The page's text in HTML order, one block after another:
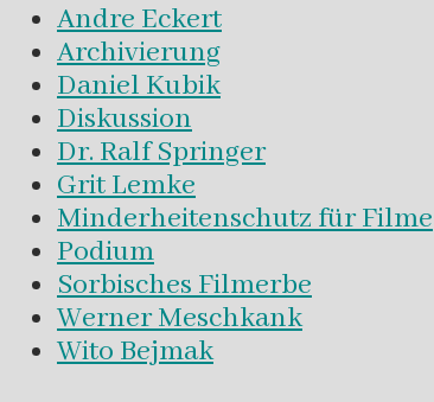
Andre Eckert
Archivierung
Daniel Kubik
Diskussion
Dr. Ralf Springer
Grit Lemke
Minderheitenschutz für Filme
Podium
Sorbisches Filmerbe
Werner Meschkank
Wito Bejmak